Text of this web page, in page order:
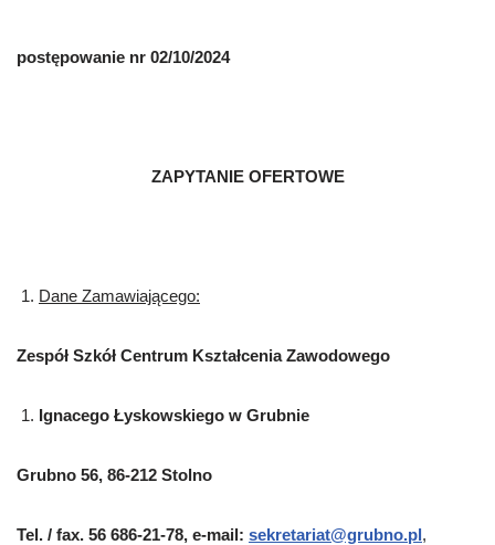
postępowanie nr 02/10/2024
ZAPYTANIE OFERTOWE
Dane Zamawiającego:
Zespół Szkół Centrum Kształcenia Zawodowego
Ignacego Łyskowskiego w Grubnie
Grubno 56, 86-212 Stolno
Tel. / fax. 56 686-21-78, e-mail: sekretariat@grubno.pl,